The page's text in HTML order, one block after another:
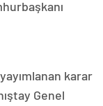
karar
Genel